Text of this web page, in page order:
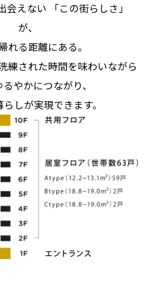
会えない 「この街らしさ」
が、
れる距離にある。
練された時間を味わいながら
やかにつながり、
しが実現できます。